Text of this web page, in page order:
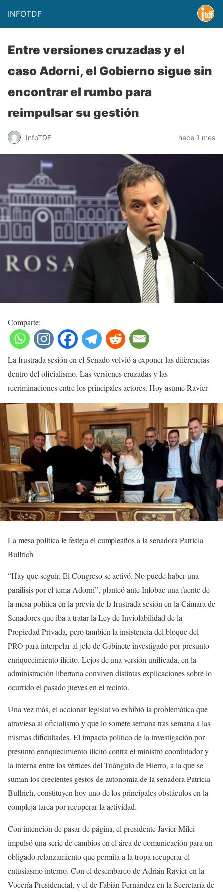
INFOTDF
Entre versiones cruzadas y el
caso Adorni, el Gobierno sigue sin
encontrar el rumbo para
reimpulsar su gestión
InfoTDF hace 1 mes
Comparte:
La frustrada sesión en el Senado volvió a exponer las diferencias
dentro del oficialismo. Las versiones cruzadas y las
recriminaciones entre los principales actores. Hoy asume Ravier
La mesa política le festeja el cumpleaños a la senadora Patricia
Bullrich
“Hay que seguir. El Congreso se activó. No puede haber una
parálisis por el tema Adorni”, planteó ante Infobae una fuente de
la mesa política en la previa de la frustrada sesión en la Cámara de
Senadores que iba a tratar la Ley de Inviolabilidad de la
Propiedad Privada, pero también la insistencia del bloque del
PRO para interpelar al jefe de Gabinete investigado por presunto
enriquecimiento ilícito. Lejos de una versión unificada, en la
administración libertaria conviven distintas explicaciones sobre lo
ocurrido el pasado jueves en el recinto.
Una vez más, el accionar legislativo exhibió la problemática que
atraviesa al oficialismo y que lo somete semana tras semana a las
mismas dificultades. El impacto político de la investigación por
presunto enriquecimiento ilícito contra el ministro coordinador y
la interna entre los vértices del Triángulo de Hierro, a la que se
suman los crecientes gestos de autonomía de la senadora Patricia
Bullrich, constituyen hoy uno de los principales obstáculos en la
compleja tarea por recuperar la actividad.
Con intención de pasar de página, el presidente Javier Milei
impulsó una serie de cambios en el área de comunicación para un
obligado relanzamiento que permita a la tropa recuperar el
entusiasmo interno. Con el desembarco de Adrián Ravier en la
Vocería Presidencial, y el de Fabián Fernández en la Secretaría de